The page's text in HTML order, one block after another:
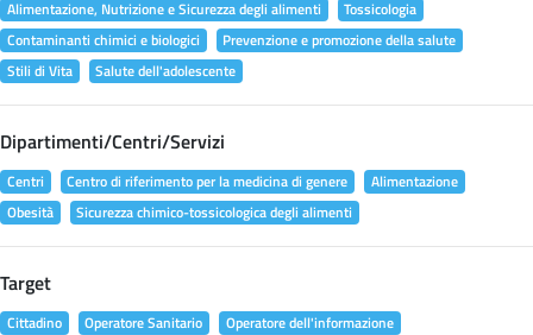
Alimentazione, Nutrizione e Sicurezza degli alimenti
Tossicologia
Contaminanti chimici e biologici
Prevenzione e promozione della salute
Stili di Vita
Salute dell'adolescente
Dipartimenti/Centri/Servizi
Centri Centro di riferimento per la medicina di genere
Alimentazione
Obesità
Sicurezza chimico-tossicologica degli alimenti
Target
Cittadino Operatore Sanitario Operatore dell'informazione